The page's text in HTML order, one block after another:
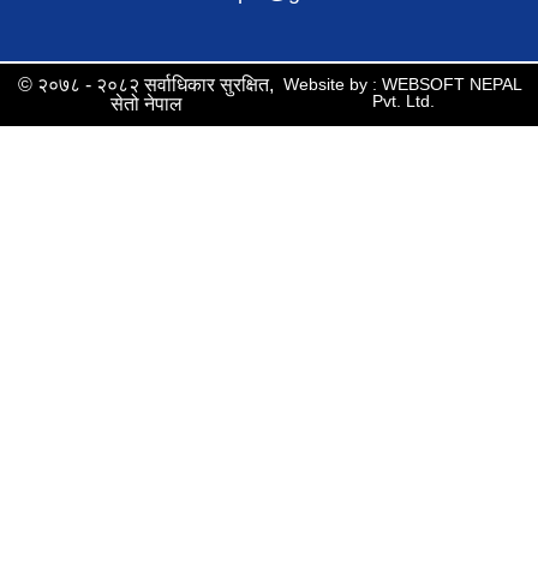
© २०७८ - २०८२ सर्वाधिकार सुरक्षित,
सेतो नेपाल
Website by : WEBSOFT NEPAL
Pvt. Ltd.